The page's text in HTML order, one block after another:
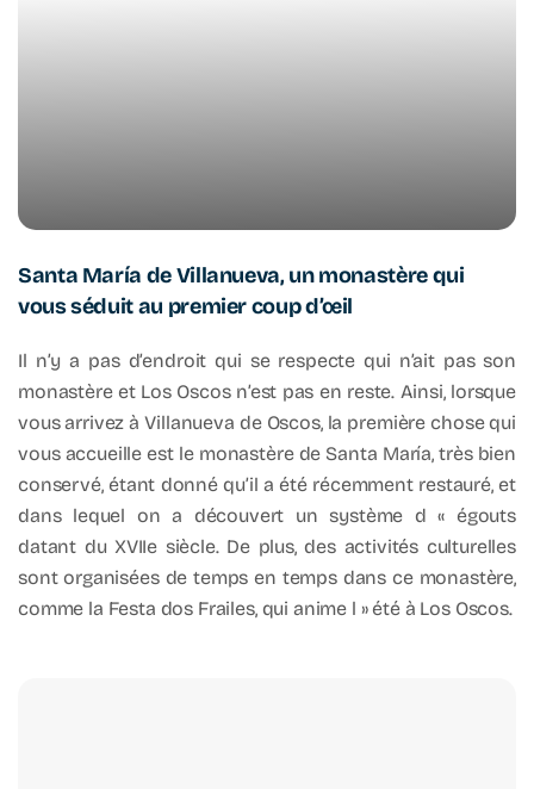
Santa María de Villanueva, un monastère qui
vous séduit au premier coup d’œil
Il n’y a pas d’endroit qui se respecte qui n’ait pas son
monastère et Los Oscos n’est pas en reste. Ainsi, lorsque
vous arrivez à Villanueva de Oscos, la première chose qui
vous accueille est le monastère de Santa María, très bien
conservé, étant donné qu’il a été récemment restauré, et
dans lequel on a découvert un système d « égouts
datant du XVIIe siècle. De plus, des activités culturelles
sont organisées de temps en temps dans ce monastère,
comme la Festa dos Frailes, qui anime l » été à Los Oscos.